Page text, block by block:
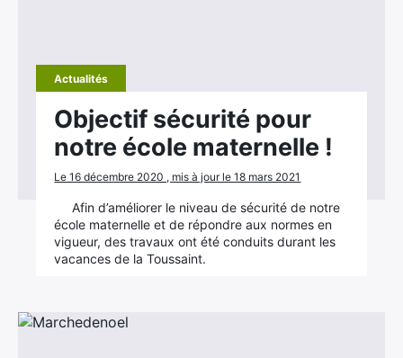
Actualités
Objectif sécurité pour
notre école maternelle !
Le 16 décembre 2020 , mis à jour le 18 mars 2021
Afin d’améliorer le niveau de sécurité de notre
école maternelle et de répondre aux normes en
vigueur, des travaux ont été conduits durant les
vacances de la Toussaint.